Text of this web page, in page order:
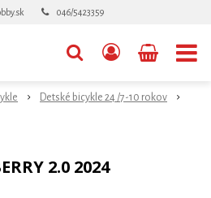
046/5423359
Detské bicykle 24 /7-10 rokov
2.0 2024